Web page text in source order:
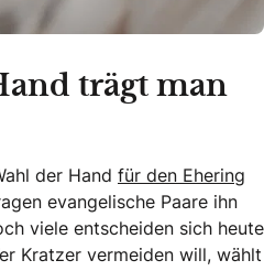
trägt man
der Hand für den Ehering
evangelische Paare ihn
viele entscheiden sich heute
Kratzer vermeiden will, wählt